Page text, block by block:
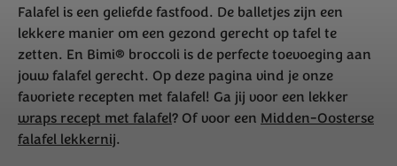
Falafel is een geliefde fastfood. De balletjes zijn een
lekkere manier om een gezond gerecht op tafel te
zetten. En Bimi® broccoli is de perfecte toevoeging aan
jouw falafel gerecht. Op deze pagina vind je onze
favoriete recepten met falafel! Ga jij voor een lekker
wraps recept met falafel? Of voor een Midden-Oosterse
falafel lekkernij.